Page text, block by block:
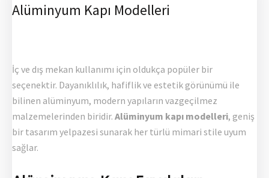
Alüminyum Kapı Modelleri
İç ve dış mekan kullanımı için oldukça popüler bir
seçenektir. Dayanıklılık, hafiflik ve estetik görünümü ile
bilinen alüminyum, modern yapıların vazgeçilmez
malzemelerinden biridir. Alüminyum kapı modelleri, geniş
bir tasarım yelpazesi sunarak her türlü mimari stile uyum
sağlar.